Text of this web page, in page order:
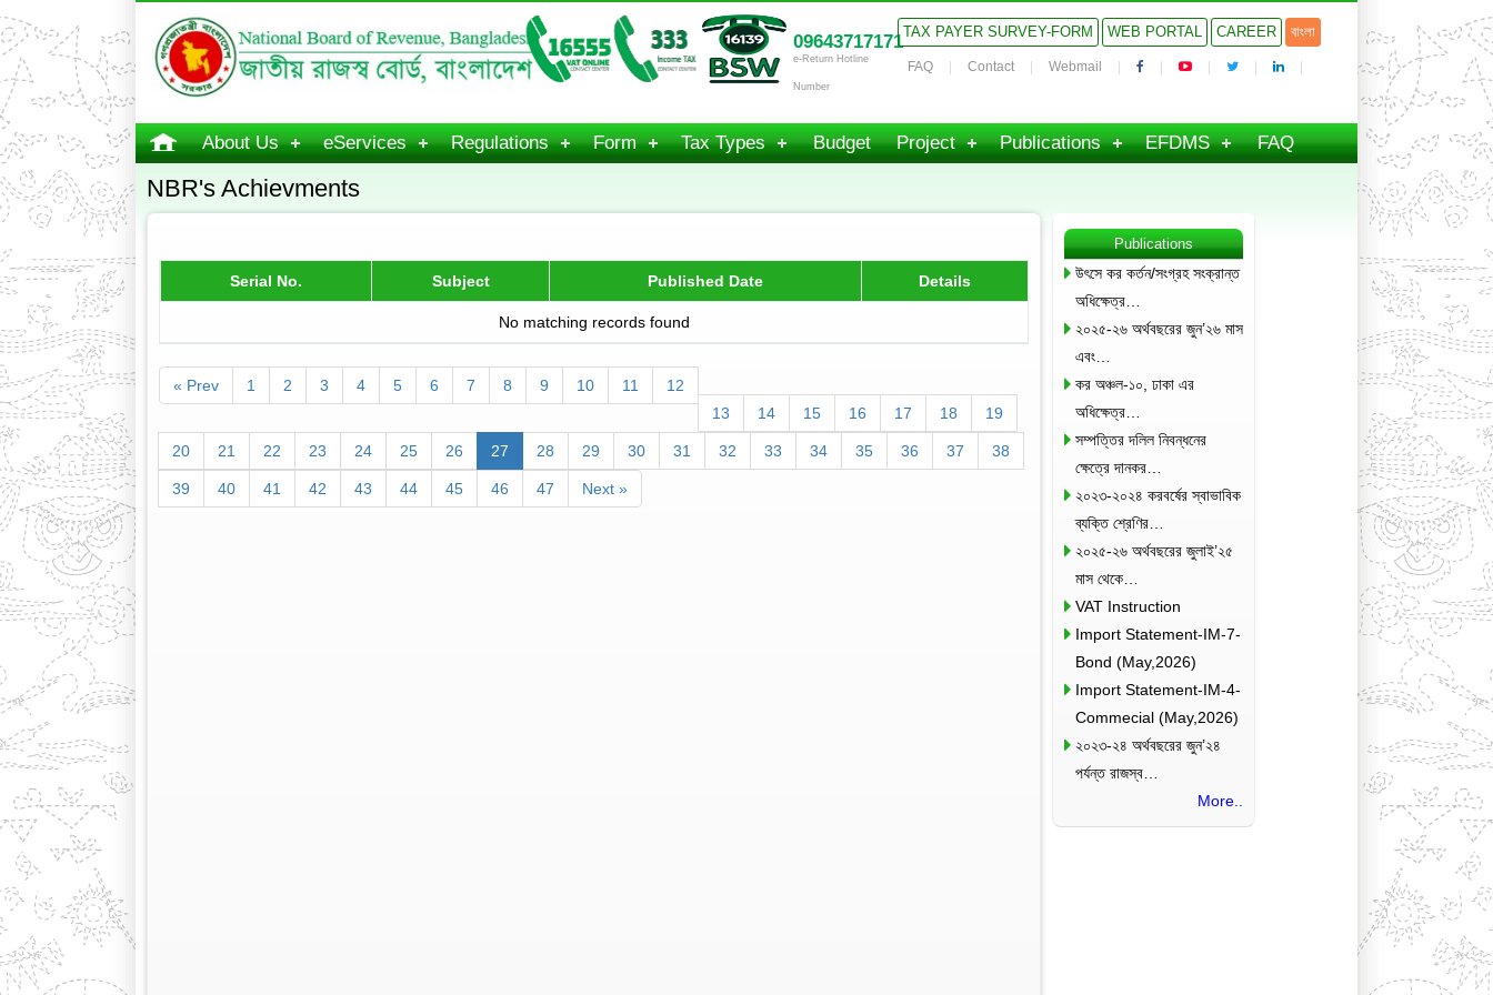
09643717171
e-Return Hotline
Number
TAX PAYER SURVEY-FORM WEB PORTAL CAREER বাংলা
FAQ Contact Webmail
About Us eServices Regulations Form Tax Types Budget Project Publications EFDMS FAQ
NBR's Achievments
Serial No. Subject Published Date Details
No matching records found
« Prev 1 2 3 4 5 6 7 8 9 10 11
12
13
14 15 16 17 18 19
20 21 22 23 24 25 26 27 28 29 30 31 32 33 34 35 36 37 38
39 40 41 42 43 44 45 46 47 Next »
Publications
উৎসে কর কর্তন/সংগ্রহ সংক্রান্ত
অধিক্ষেত্র…
২০২৫-২৬ অর্থবছরের জুন’২৬ মাস
এবং…
কর অঞ্চল-১০, ঢাকা এর
অধিক্ষেত্র…
সম্পত্তির দলিল নিবন্ধনের
ক্ষেত্রে দানকর…
২০২৩-২০২৪ করবর্ষের স্বাভাবিক
ব্যক্তি শ্রেণির…
২০২৫-২৬ অর্থবছরের জুলাই’২৫
মাস থেকে…
VAT Instruction
Import Statement-IM-7-
Bond (May,2026)
Import Statement-IM-4-
Commecial (May,2026)
২০২৩-২৪ অর্থবছরের জুন’২৪
পর্যন্ত রাজস্ব…
More..